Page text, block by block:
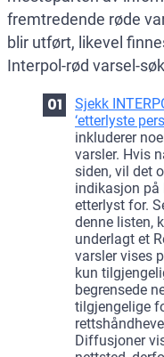
fremtredende røde
blir utført, likevel
Interpol-rød varsel-
Sjekk
‘etterlyste
inkluderer
varsler. Hvis
siden, vil det
indikasjon på
etterlyst for.
denne listen,
underlagt et
varsler vises
kun
begrensede
tilgjengelige
Diffusjoner